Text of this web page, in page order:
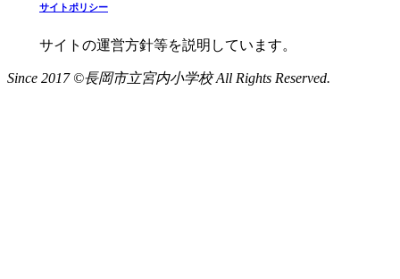
サイトポリシー
サイトの運営方針等を説明しています。
Since 2017 ©長岡市立宮内小学校 All Rights Reserved.